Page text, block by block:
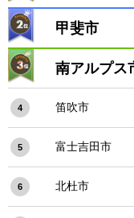
甲斐市
南アルプス
4 笛吹市
5 富士吉田市
6 北杜市